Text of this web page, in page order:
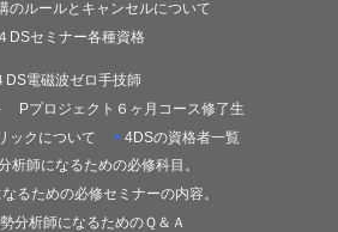
のルールとキャンセルについて
４DSセミナー各種資格
DS電磁波ゼロ手技師
Pプロジェクト６ヶ月コース修了生
ックについて
4DSの資格者一覧
析師になるための必修科目。
るための必修セミナーの内容。
分析師になるためのＱ＆Ａ